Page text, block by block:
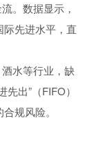
。数据显示，
先进水平，直
水等行业，缺
出”（FIFO）
规风险。